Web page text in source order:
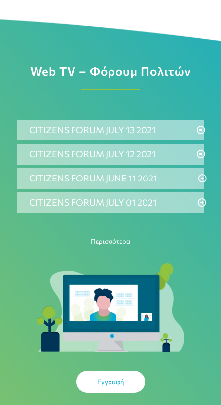
Web TV – Φόρουμ Πολιτών
CITIZENS FORUM JULY 13 2021
CITIZENS FORUM JULY 12 2021
CITIZENS FORUM JUNE 11 2021
CITIZENS FORUM JULY 01 2021
Περισσότερα
Εγγραφή